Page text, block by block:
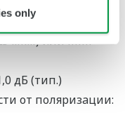
only
мкм) или MMF
дБ (тип.)
от поляризации: